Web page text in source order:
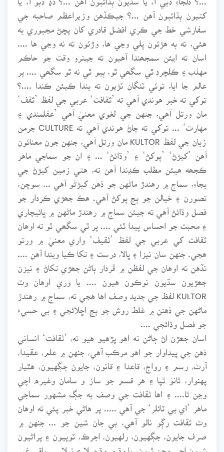
کتيون ٻڌائبون آهن ...؟ جيڪڏهن وزيراعظم صاحبه جي
سفارشي خط جي ڪري افضل قادري کان پڇڻ مجبوري به
هئي، ته به هڙئون ڀلي وڃي ها، وڙئون ته نه وڃي ها ....
اسان ته ايئن سمجھندا آهيون ته جيترو وقت جو حاڪم
مهذب ۽ ڪلچرڊ ٿي سگھي ٿو، ٻيو ٿي نه ٿو سگھي .... پر
عالم جا ابا، توئي ٽنگان ٽڙيون ته بندا ڪيئن ڪندا ....؟
توکي ته خبر هوندي آهي ته ’ثقافت‘ عربي جي لفظ ’ثقف‘
مان ورتل آهي، جنهن جي لغوي معنيٰ آهي ’عقلمندي ۽
زبان جي لفظ KULTOR مان ورتل آهي، جنهن جون معنائون
آهن ’کيڙڻ‘ ’پوکڻ‘ ۽ ’وڌائڻ‘ ... ۽ ان جو سماجي ماهر
ڪجھه هيئن مطلب ڪڍندا آهن ته، هتي زمين کيڙڻ جي
بجاءِ، سماج ۾ رهندڙ ماڻهن جو ذهن کيڙڻو آهي ... سوچن،
تصورن ۽ خيالن جو ٻج پوکڻ آهي. هڪ جھڙي ڪردار جو
فصل وڌائڻ آهي ته جيئن سماج ۾ رهندڙ ماڻهن ۾ ڀائيچاري
۽ محبت جو احساس پيدا ٿئي .... پر ٿي سگھي ٿو ته اوهان
ثقافت کي عربي جي لفظ ’ثقيف‘ واري معنيٰ ۾ ورتو
هجي. جنهن سان نيزا ۽ ڀالا، درست ۽ تکا ڪيا ويندا آهن ....
تڏهن ته اوهان جي لفظن ۾ ڦردار ٻاڻن جھڙي تکاڻ ۽ نيزن
جھڙيون سڌيون نوڪون هيون .... يا وري اوهان وٽ
KULTOR لفظ جي جديد وصف اها هجي ته، سماج ۾ رهندڙ
ماڻهن جي ذهنن ۾ غلط روش جو ٻج اڇلائجي ۽ بي حسيءَ
جو فصل وڌائجي ....
اسان جھڙن اڻ ڄاڻن ته اهو پڙهيو هيو ته، ’ثقافت‘ انساني
ذهن جي پيداوار جو اهو مرڪب آهي، جنهن ۾ علم، عقيدا،
آرٽ، رسم ۽ رواج، قاعدا ۽ قانون، جايون جڳهيون، هٿيار
پهنوار، ٿانوَ ٿپا ۽ هر قسم جو ساز و سامان وغيره اچي
وڃن ٿا.... ۽ اها ثقافت جي وصف به جڳ مشهور سماجي
ماهر ’اي بي ٽائلر‘ جي آهي ..... پر هاڻي خبر پئي ته اوهان
وٽ ثقافت رڳو نالو آهي، بي جان شين جو ... جنهن ۾
صرف جايون، جڳهيون، رلهيون، اجرڪ، ٽوپيون ۽ پراڻيون
شيون اچي وڃن ٿيون، يا وڌ ۾ وڌ ميلا ۽ ٺيلا .... باقي غير